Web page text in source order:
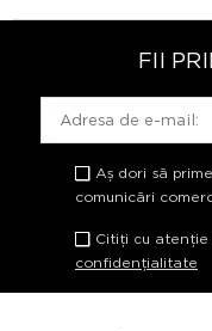
FII
Aș dori să
comunicări
Citiți cu atenție
confidențialitate